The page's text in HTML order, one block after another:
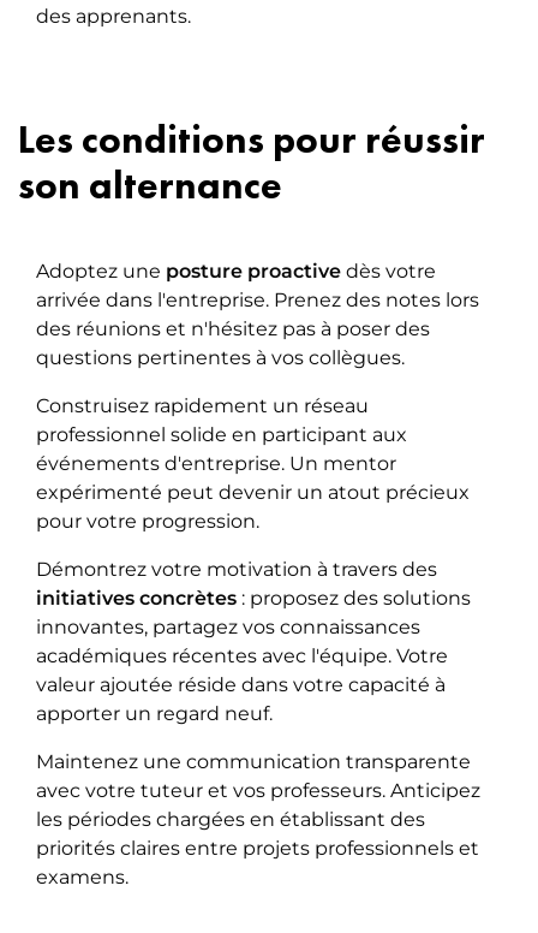
des apprenants.
Les conditions pour réussir
son alternance
Adoptez une posture proactive dès votre
arrivée dans l'entreprise. Prenez des notes lors
des réunions et n'hésitez pas à poser des
questions pertinentes à vos collègues.
Construisez rapidement un réseau
professionnel solide en participant aux
événements d'entreprise. Un mentor
expérimenté peut devenir un atout précieux
pour votre progression.
Démontrez votre motivation à travers des
initiatives concrètes : proposez des solutions
innovantes, partagez vos connaissances
académiques récentes avec l'équipe. Votre
valeur ajoutée réside dans votre capacité à
apporter un regard neuf.
Maintenez une communication transparente
avec votre tuteur et vos professeurs. Anticipez
les périodes chargées en établissant des
priorités claires entre projets professionnels et
examens.